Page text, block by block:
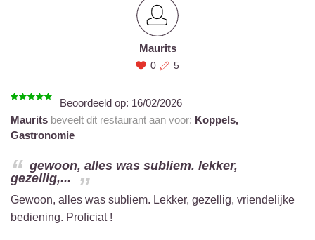
Maurits
0 5
Beoordeeld op: 16/02/2026
Maurits beveelt dit restaurant aan voor: Koppels,
Gastronomie
gewoon, alles was subliem. lekker,
gezellig,...
Gewoon, alles was subliem. Lekker, gezellig, vriendelijke
bediening. Proficiat !